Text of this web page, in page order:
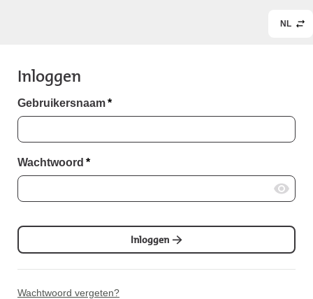
NL
Inloggen
Gebruikersnaam*
Wachtwoord *
Inloggen
Wachtwoord vergeten?